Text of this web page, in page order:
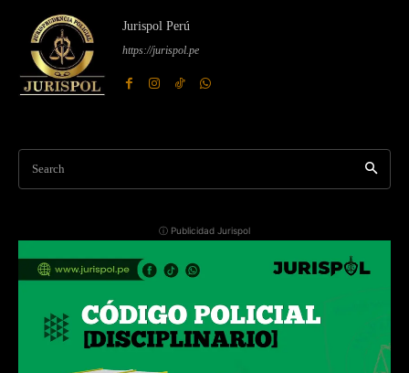
Jurispol Perú
https://jurispol.pe
Search
ⓘ Publicidad Jurispol